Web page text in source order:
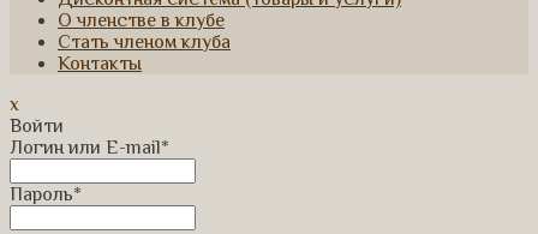
О членстве в клубе
Стать членом клуба
Контакты
x
Войти
Логин или E-mail*
Пароль*